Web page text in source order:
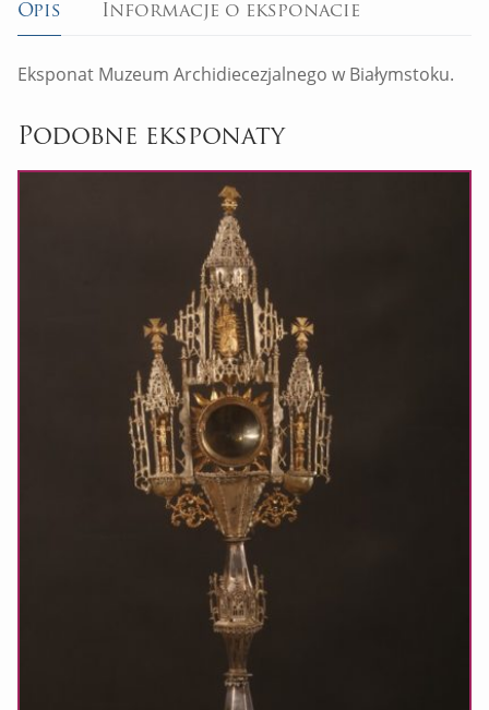
Opis Informacje o eksponacie
Eksponat Muzeum Archidiecezjalnego w Białymstoku.
Podobne eksponaty